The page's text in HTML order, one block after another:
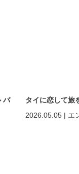
バ
タイに恋して旅
2026.05.05 | エ